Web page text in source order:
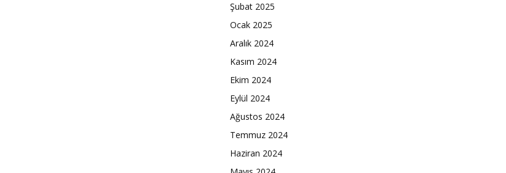
Şubat 2025
Ocak 2025
Aralık 2024
Kasım 2024
Ekim 2024
Eylül 2024
Ağustos 2024
Temmuz 2024
Haziran 2024